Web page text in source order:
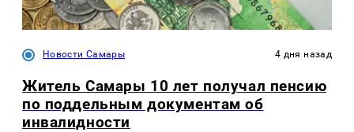
Новости Самары 4 дня назад
Житель Самары 10 лет получал пенсию
по поддельным документам об
инвалидности